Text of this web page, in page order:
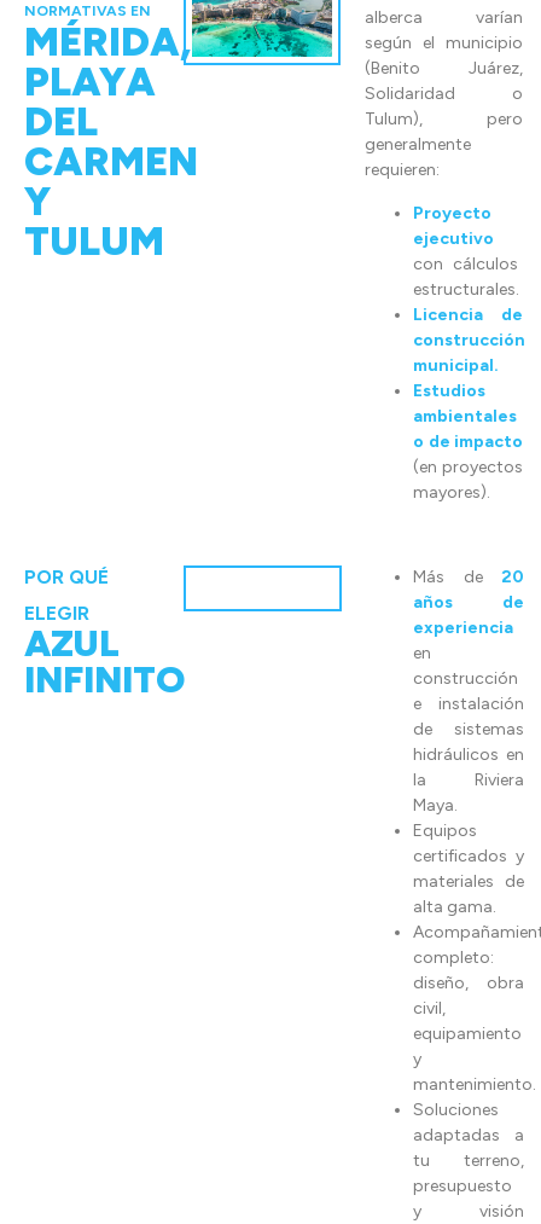
NORMATIVAS EN
MÉRIDA,
PLAYA
DEL
CARMEN
Y
TULUM
alberca varían
según el municipio
(Benito Juárez,
Solidaridad o
Tulum), pero
generalmente
requieren:
Proyecto
ejecutivo
con cálculos
estructurales.
Licencia de
construcción
municipal.
Estudios
ambientales
o de impacto
(en proyectos
mayores).
POR QUÉ
ELEGIR
AZUL
INFINITO
Más de 20
años de
experiencia
en
construcción
e instalación
de sistemas
hidráulicos en
la Riviera
Maya.
Equipos
certificados y
materiales de
alta gama.
completo:
diseño, obra
civil,
equipamiento
y
mantenimiento.
Soluciones
adaptadas a
tu terreno,
presupuesto
y visión